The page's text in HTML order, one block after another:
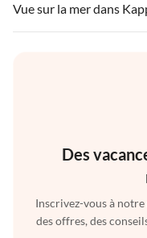
Vue sur la mer dans
Des
Inscrivez-vous à
des offres, des